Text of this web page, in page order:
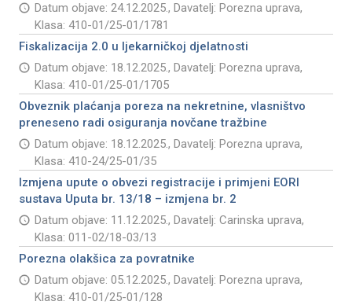
Datum objave: 24.12.2025., Davatelj: Porezna uprava,
Klasa: 410-01/25-01/1781
Fiskalizacija 2.0 u ljekarničkoj djelatnosti
Datum objave: 18.12.2025., Davatelj: Porezna uprava,
Klasa: 410-01/25-01/1705
Obveznik plaćanja poreza na nekretnine, vlasništvo
preneseno radi osiguranja novčane tražbine
Datum objave: 18.12.2025., Davatelj: Porezna uprava,
Klasa: 410-24/25-01/35
Izmjena upute o obvezi registracije i primjeni EORI
sustava Uputa br. 13/18 – izmjena br. 2
Datum objave: 11.12.2025., Davatelj: Carinska uprava,
Klasa: 011-02/18-03/13
Porezna olakšica za povratnike
Datum objave: 05.12.2025., Davatelj: Porezna uprava,
Klasa: 410-01/25-01/128